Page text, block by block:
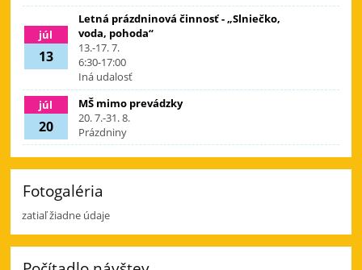
júl
13
Letná prázdninová činnosť - „Slniečko,
voda, pohoda“
13.-17. 7.
6:30-17:00
Iná udalosť
júl
20
MŠ mimo prevádzky
20. 7.-31. 8.
Prázdniny
Fotogaléria
zatiaľ žiadne údaje